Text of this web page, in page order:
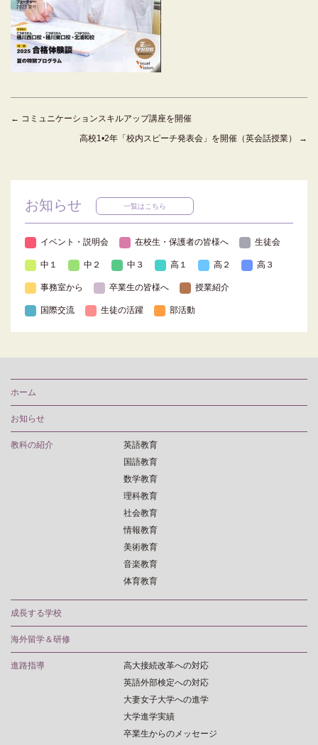
← コミュニケーションスキルアップ講座を開催
高校1•2年「校内スピーチ発表会」を開催（英会話授業）
→
お知らせ 一覧はこちら
イベント・説明会 在校生・保護者の皆様へ 生徒会
中１ 中２ 中３ 高１ 高２ 高３
事務室から 卒業生の皆様へ 授業紹介
国際交流 生徒の活躍 部活動
ホーム
お知らせ
教科の紹介
英語教育
国語教育
数学教育
理科教育
社会教育
情報教育
美術教育
音楽教育
体育教育
成長する学校
海外留学＆研修
進路指導
高大接続改革への対応
英語外部検定への対応
大妻女子大学への進学
大学進学実績
卒業生からのメッセージ